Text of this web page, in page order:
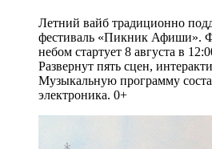
Летний вайб традиционно
фестиваль «Пикник Афиши».
небом стартует 8 августа в
Развернут пять сцен,
Музыкальную программу
электроника. 0+